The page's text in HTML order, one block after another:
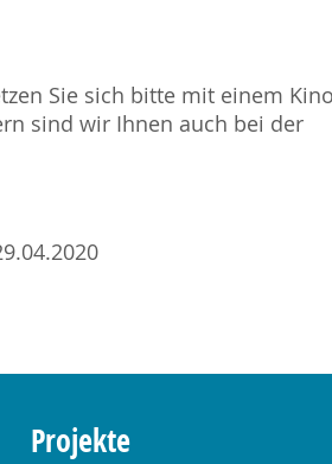
Sie sich bitte mit einem
sind wir Ihnen auch bei der
Projekte